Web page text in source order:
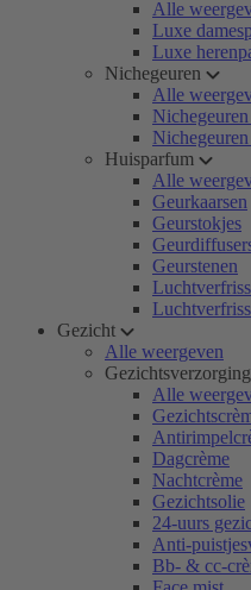
Alle
Luxe
Luxe
Nichegeuren
Alle
Huisparfum
Alle
Geurkaarsen
Geurstokjes
Geurstenen
Gezicht
Alle weergeven
Gezichtsverzorging
Alle
Dagcrème
Nachtcrème
Gezichtsolie
24-uurs
Anti-
Bb- & cc-